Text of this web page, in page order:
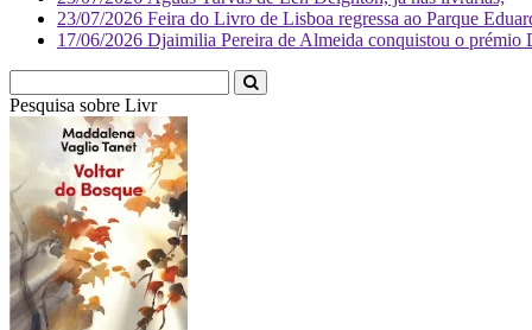
23/07/2026 Feira do Livro de Lisboa regressa ao Parque
17/06/2026 Djaimilia Pereira de Almeida conquistou o
Pesquisa sobre Literatura